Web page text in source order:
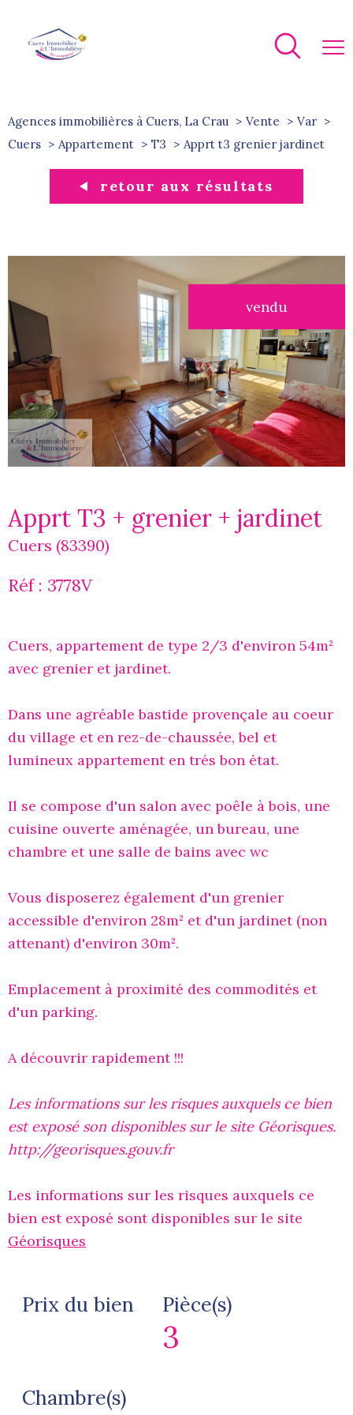
Agences immobilières à Cuers, La Crau Vente
Var
Cuers
Appartement T3 apprt t3 grenier jardinet
retour aux résultats
vendu
Apprt T3 + grenier + jardinet
Cuers (83390)
Réf : 3778V
Cuers, appartement de type 2/3 d'environ 54m²
avec grenier et jardinet.
Dans une agréable bastide provençale au coeur
du village et en rez-de-chaussée, bel et
lumineux appartement en trés bon état.
Il se compose d'un salon avec poêle à bois, une
cuisine ouverte aménagée, un bureau, une
chambre et une salle de bains avec wc
Vous disposerez également d'un grenier
accessible d'environ 28m² et d'un jardinet (non
attenant) d'environ 30m².
Emplacement à proximité des commodités et
d'un parking.
A découvrir rapidement !!!
Les informations sur les risques auxquels ce bien
est exposé son disponibles sur le site Géorisques.
http://georisques.gouv.fr
Les informations sur les risques auxquels ce
bien est exposé sont disponibles sur le site
Géorisques
Prix du bien Pièce(s)
3
Chambre(s)